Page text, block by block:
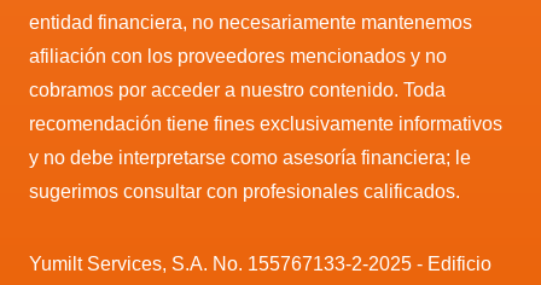
entidad financiera, no necesariamente mantenemos
afiliación con los proveedores mencionados y no
cobramos por acceder a nuestro contenido. Toda
recomendación tiene fines exclusivamente informativos
y no debe interpretarse como asesoría financiera; le
sugerimos consultar con profesionales calificados.
Yumilt Services, S.A. No. 155767133-2-2025 - Edificio